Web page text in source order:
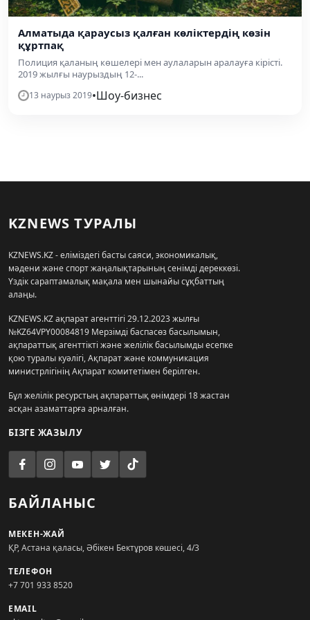
Алматыда қараусыз қалған көліктердің көзін
құртпақ
Полиция қаланың көшелері мен аулаларын аралауға кірісті.
2019 жылғы наурыздың 12-...
13 наурыз 2019•Шоу-бизнес
KZNEWS ТУРАЛЫ
KZNEWS.KZ - еліміздегі басты саяси, экономикалық,
мәдени және спорт жаңалықтарының сенімді дереккөзі.
Үздік сараптамалық мақала мен шынайы сұқбаттың
алаңы.
KZNEWS.KZ ақпарат агенттігі 29.12.2023 жылғы
№KZ64VPY00084819 Мерзімді баспасөз басылымын,
ақпараттық агенттікті және желілік басылымды есепке
қою туралы куәлігі, Ақпарат және коммуникация
министрлігінің Ақпарат комитетімен берілген.
Бұл желілік ресурстың ақпараттық өнімдері 18 жастан
асқан азаматтарға арналған.
БІЗГЕ ЖАЗЫЛУ
БАЙЛАНЫС
МЕКЕН-ЖАЙ
ҚР, Астана қаласы, Әбікен Бектұров көшесі, 4/3
ТЕЛЕФОН
+7 701 933 8520
EMAIL